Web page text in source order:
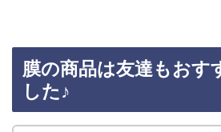
膜の商品は友達もおす
した♪